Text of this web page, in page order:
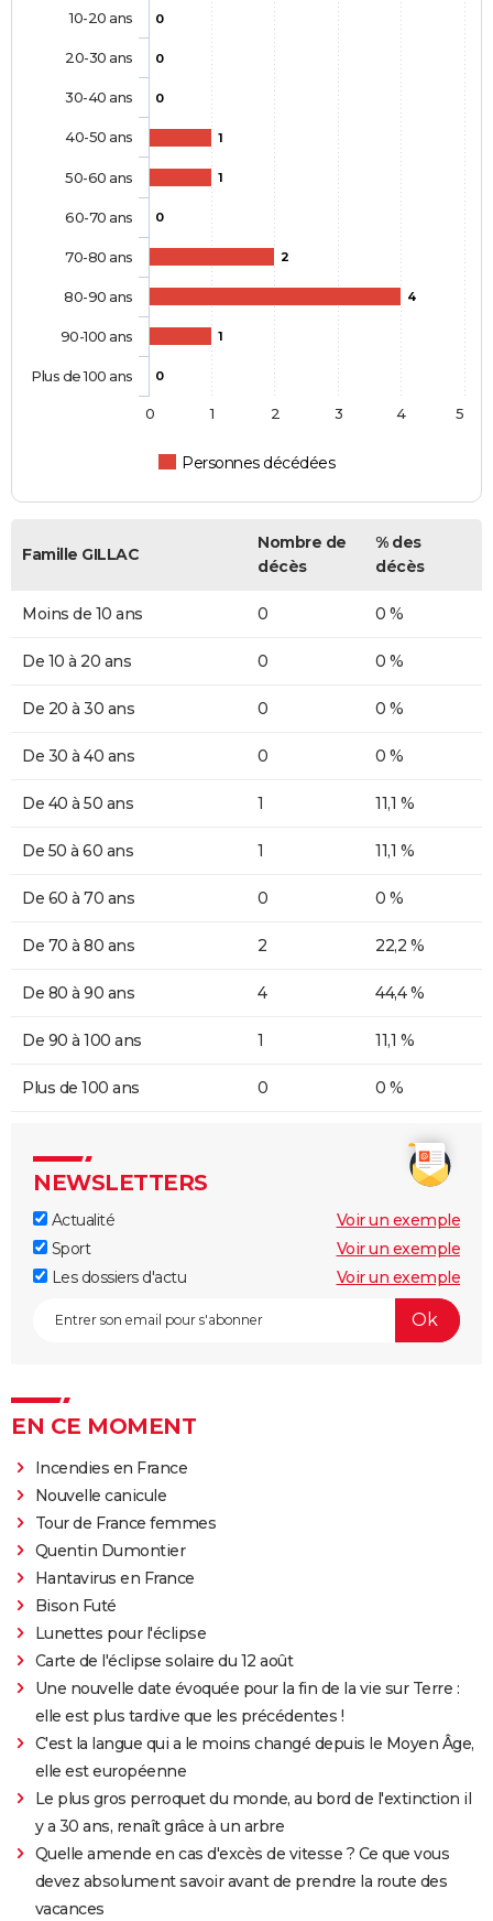
0
0
0
1
1
0
2
4
1
0
Personnes décédées
10-20 ans
20-30 ans
30-40 ans
40-50 ans
50-60 ans
60-70 ans
70-80 ans
80-90 ans
90-100 ans
Plus de 100 ans
0 1 2 3 4 5
Famille GILLAC
Nombre de
décès
% des
décès
Moins de 10 ans 0 0 %
De 10 à 20 ans 0 0 %
De 20 à 30 ans 0 0 %
De 30 à 40 ans 0 0 %
De 40 à 50 ans 1 11,1 %
De 50 à 60 ans 1 11,1 %
De 60 à 70 ans 0 0 %
De 70 à 80 ans 2 22,2 %
De 80 à 90 ans 4 44,4 %
De 90 à 100 ans 1 11,1 %
Plus de 100 ans 0 0 %
NEWSLETTERS
Actualité
Voir un exemple
Sport
Voir un exemple
Les dossiers d'actu
Voir un exemple
EN CE MOMENT
Incendies en France
Nouvelle canicule
Tour de France femmes
Quentin Dumontier
Hantavirus en France
Bison Futé
Lunettes pour l'éclipse
Carte de l'éclipse solaire du 12 août
Une nouvelle date évoquée pour la fin de la vie sur Terre :
elle est plus tardive que les précédentes !
C'est la langue qui a le moins changé depuis le Moyen Âge,
elle est européenne
Le plus gros perroquet du monde, au bord de l'extinction il
y a 30 ans, renaît grâce à un arbre
Quelle amende en cas d'excès de vitesse ? Ce que vous
devez absolument savoir avant de prendre la route des
vacances